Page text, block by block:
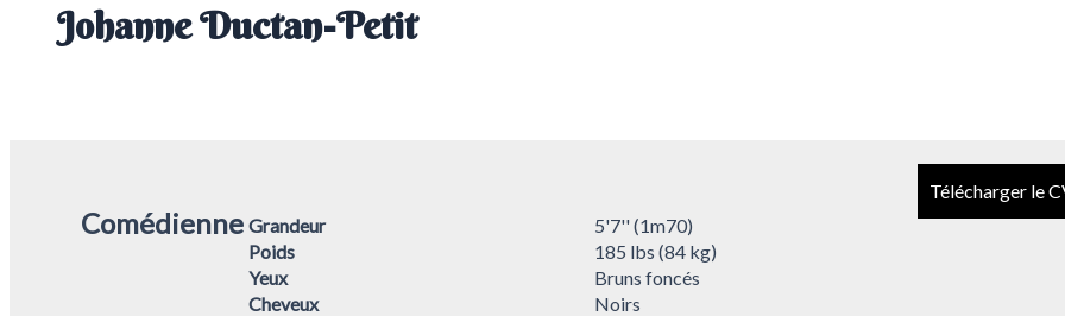
Johanne Ductan-Petit
Comédienne
Télécharger le
Grandeur
5'7'' (1m70)
Poids
185 lbs (84 kg)
Yeux
Bruns foncés
Cheveux
Noirs